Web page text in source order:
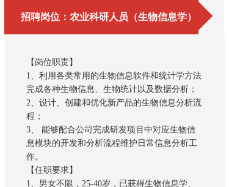
招聘岗位：农业科研人员（生物信息学）
【岗位职责】
1、利用各类常用的生物信息软件和统计学方法
完成各种生物信息、生物统计以及数据分析；
2、设计、创建和优化新产品的生物信息分析流
程；
3、 能够配合公司完成研发项目中对应生物信
息模块的开发和分析流程维护日常信息分析工
作。
【任职要求】
1、男女不限，25-40岁，已获得生物信息学、